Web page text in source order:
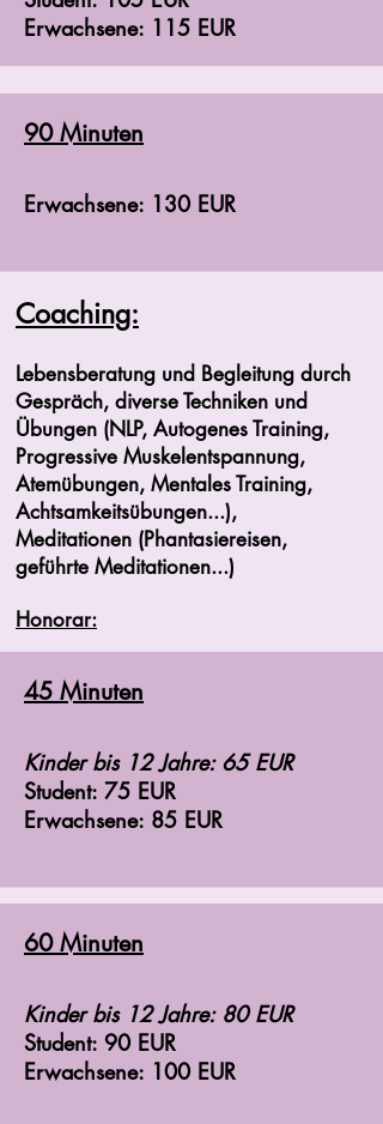
Erwachsene: 115 EUR
90 Minuten
Erwachsene: 130 EUR
Coaching:
Lebensberatung und Begleitung durch
Gespräch, diverse Techniken und
Übungen (NLP, Autogenes Training,
Progressive Muskelentspannung,
Atemübungen, Mentales Training,
Achtsamkeitsübungen...),
Meditationen (Phantasiereisen,
geführte Meditationen...)
Honorar:
45 Minuten
Kinder bis 12 Jahre: 65 EUR
Student: 75 EUR
Erwachsene: 85 EUR
60 Minuten
Kinder bis 12 Jahre: 80 EUR
Student: 90 EUR
Erwachsene: 100 EUR